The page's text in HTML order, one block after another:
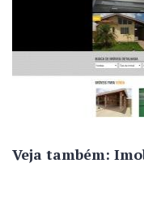
Veja também: